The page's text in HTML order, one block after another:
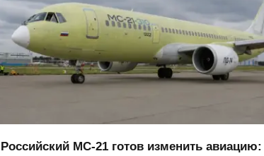
Российский МС-21 готов изменить авиацию: